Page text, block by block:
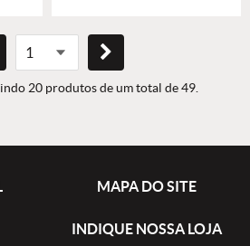
20 produtos de um total de 49.
MAPA DO SITE
INDIQUE NOSSA LOJA